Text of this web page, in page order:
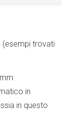
(esempi trovati
in
in questo